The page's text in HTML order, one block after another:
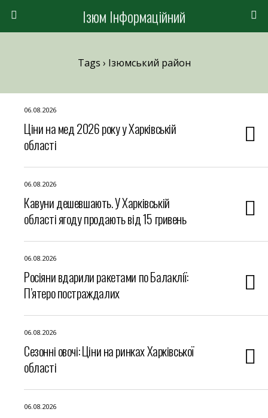
Ізюм Інформаційний
Tags › Ізюмський район
06.08.2026
Ціни на мед 2026 року у Харківській
області
06.08.2026
Кавуни дешевшають. У Харківській
області ягоду продають від 15 гривень
06.08.2026
Росіяни вдарили ракетами по Балаклії:
П’ятеро постраждалих
06.08.2026
Сезонні овочі: Ціни на ринках Харківської
області
06.08.2026